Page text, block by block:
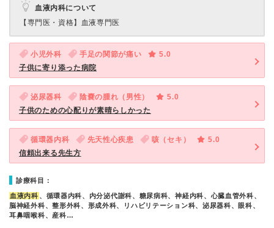
血液内科について
【専門医・資格】 血液専門医
小児外科 手足の関節が痛い
5.0
子供に寄り添った病院
泌尿器科 陰嚢の腫れ（男性）
5.0
子供のための心配りが素晴らしかった
循環器内科 先天性心疾患 咳（セキ）
5.0
信頼出来る先生方
診療科目：
血液内科 、循環器内科、内分泌代謝科、糖尿病科、神経内科、心臓血管外科、
脳神経外科、整形外科、形成外科、リハビリテーション科、泌尿器科、眼科、
耳鼻咽喉科、産科…